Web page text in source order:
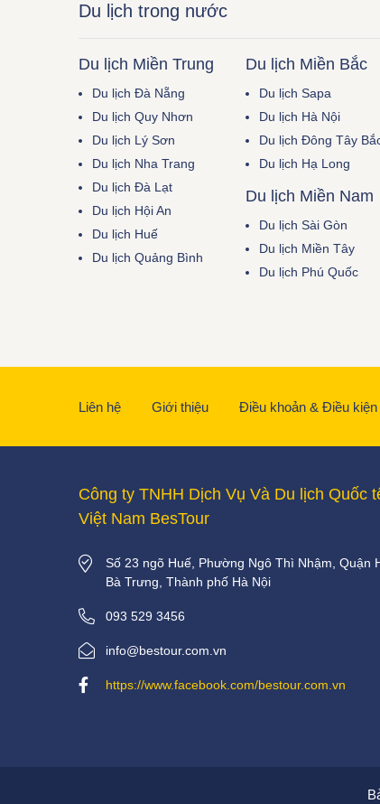
Du lịch trong nước
Du lịch Miền Trung
Du lịch Đà Nẵng
Du lịch Quy Nhơn
Du lịch Lý Sơn
Du lịch Nha Trang
Du lịch Đà Lạt
Du lịch Hội An
Du lịch Huế
Du lịch Quảng Bình
Du lịch Miền Bắc
Du lịch Sapa
Du lịch Hà Nội
Du lịch Đông Tây
Du lịch Hạ Long
Du lịch Miền Nam
Du lịch Sài Gòn
Du lịch Miền Tây
Du lịch Phú Quốc
Liên hệ Giới thiệu Điều khoản & Điều kiện
Công ty TNHH Dịch Vụ Và Du lịch Quốc
Việt Nam BesTour
Số 23 ngõ Huế, Phường Ngô Thì Nhậm, Quận
Bà Trưng, Thành phố Hà Nội
093 529 3456
info@bestour.com.vn
https://www.facebook.com/bestour.com.vn